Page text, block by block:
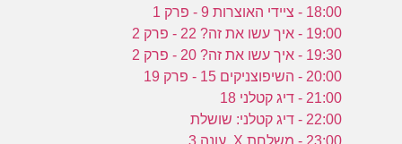
18:00 - ציידי האוצרות 9 - פרק 1
19:00 - איך עשו את זה? 22 - פרק 2
19:30 - איך עשו את זה? 20 - פרק 2
20:00 - השיפוצניקים 15 - פרק 19
21:00 - דיג קטלני 18
22:00 - דיג קטלני: שושלת
23:00 - משלחת X. עונה 3